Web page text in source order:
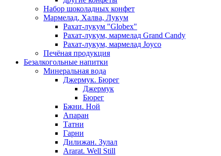
Набор шоколадных конфет
Мармелад, Халва, Лукум
Рахат-лукум "Globex"
Рахат-лукум, мармелад Grand Candy
Рахат-лукум, мармелад Joyco
Печёная продукция
Безалкогольные напитки
Минеральная вода
Джермук. Бюрег
Джермук
Бюрег
Бжни. Ной
Апаран
Татни
Гарни
Дилижан. Зулал
Ararat. Well Still